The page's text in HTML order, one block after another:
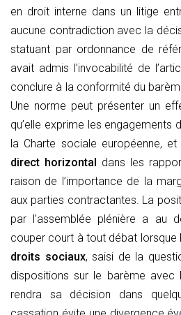
en droit interne dans un litige
aucune contradiction avec la
statuant par ordonnance de
avait admis l’invocabilité de
conclure à la conformité du
Une norme peut présenter un
qu’elle exprime les engagements
la Charte sociale européenne, et
direct horizontal dans les
raison de l’importance de la
aux parties contractantes. La
par l’assemblée plénière a au
couper court à tout débat lorsque
droits sociaux, saisi de la
dispositions sur le barème avec
rendra sa décision dans